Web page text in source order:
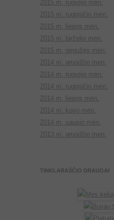
2015 m. rugsėjo mėn.
2015 m. rugpjūčio mėn.
2015 m. liepos mėn.
2015 m. birželio mėn.
2015 m. gegužės mėn.
2014 m. gruodžio mėn.
2014 m. rugsėjo mėn.
2014 m. rugpjūčio mėn.
2014 m. liepos mėn.
2014 m. kovo mėn.
2014 m. sausio mėn.
2013 m. gruodžio mėn.
TINKLARAŠČIO DRAUGAI